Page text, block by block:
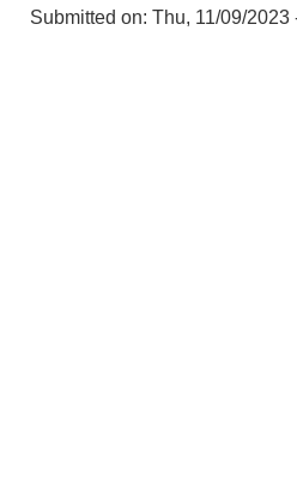
Submitted on: Thu, 11/09/2023